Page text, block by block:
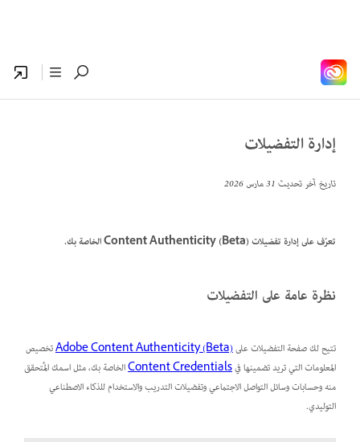
إدارة التفضيلات
تاريخ آخر تحديث31 مارس 2026
تعرّف على إدارة تفضيلات Content Authenticity (Beta) الخاصة بك.
نظرة عامة على التفضيلات
تتيح لك صفحة التفضيلات علىAdobe Content Authenticity (Beta)تخصيص
المعلومات التي تريد تضمينها فيContent Credentialsالخاصة بك، مثل اسمك المُتحقق
منه وحسابات وسائل التواصل الاجتماعي وتفضيلات التدريب والاستخدام للذكاء الاصطناعي
التوليدي.